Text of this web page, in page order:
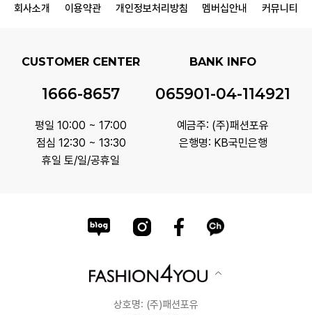
회사소개 이용약관 개인정보처리방침 멤버십안내 커뮤니티
CUSTOMER CENTER
1666-8657
평일 10:00 ~ 17:00
점심 12:30 ~ 13:30
휴일 토/일/공휴일
BANK INFO
065901-04-114921
예금주: (주)패션포유
은행명: KB국민은행
상호명: (주)패션포유